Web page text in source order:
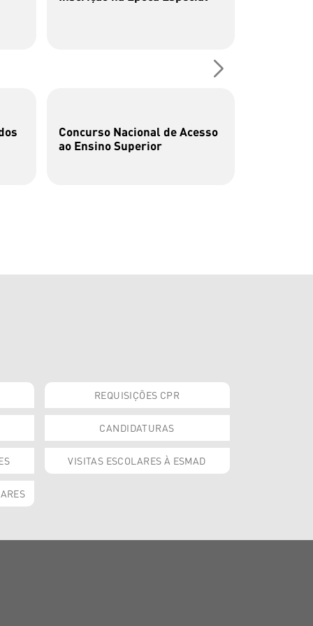
Concurso Nacional de Acesso
ao Ensino Superior
REQUISIÇÕES CPR
CANDIDATURAS
VISITAS ESCOLARES À ESMAD